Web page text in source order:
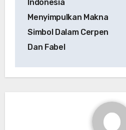
Indonesia
Menyimpulkan Makna
Simbol Dalam Cerpen
Dan Fabel